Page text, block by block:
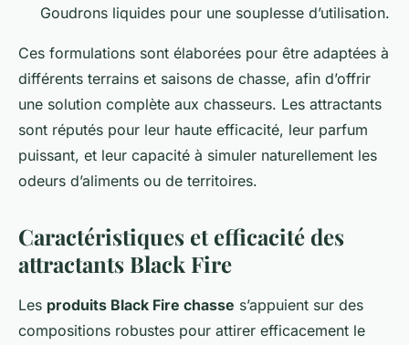
Goudrons liquides pour une souplesse d’utilisation.
Ces formulations sont élaborées pour être adaptées à
différents terrains et saisons de chasse, afin d’offrir
une solution complète aux chasseurs. Les attractants
sont réputés pour leur haute efficacité, leur parfum
puissant, et leur capacité à simuler naturellement les
odeurs d’aliments ou de territoires.
Caractéristiques et efficacité des
attractants Black Fire
Les produits Black Fire chasse s’appuient sur des
compositions robustes pour attirer efficacement le